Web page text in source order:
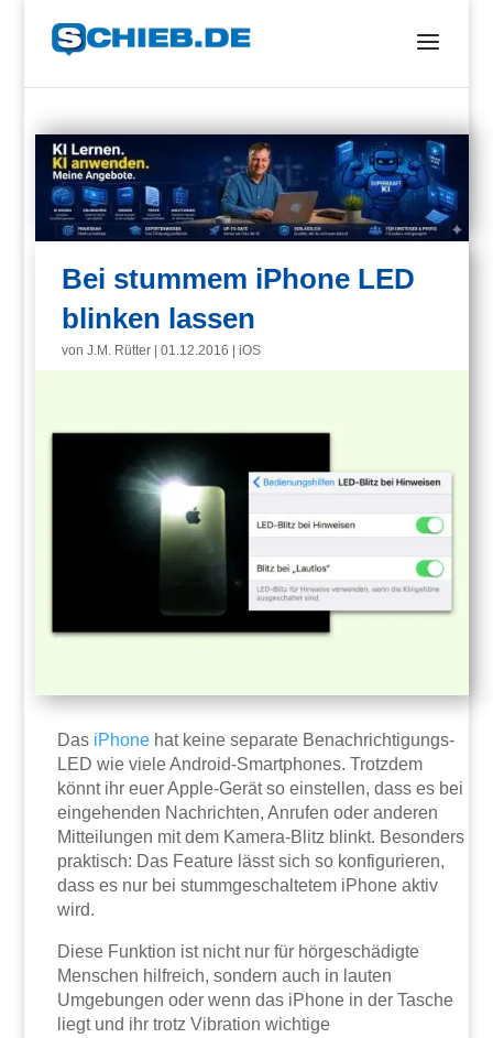
Bei stummem iPhone LED
blinken lassen
vonJ.M. Rütter |01.12.2016 |iOS
Das iPhone hat keine separate Benachrichtigungs-
LED wie viele Android-Smartphones. Trotzdem
könnt ihr euer Apple-Gerät so einstellen, dass es bei
eingehenden Nachrichten, Anrufen oder anderen
Mitteilungen mit dem Kamera-Blitz blinkt. Besonders
praktisch: Das Feature lässt sich so konfigurieren,
dass es nur bei stummgeschaltetem iPhone aktiv
wird.
Diese Funktion ist nicht nur für hörgeschädigte
Menschen hilfreich, sondern auch in lauten
Umgebungen oder wenn das iPhone in der Tasche
liegt und ihr trotz Vibration wichtige